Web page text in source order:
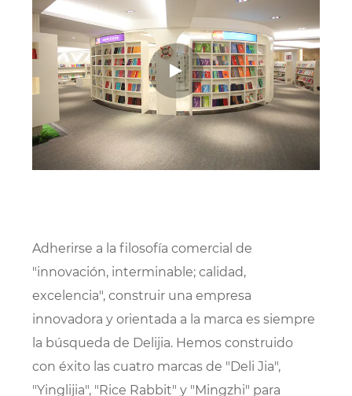
Adherirse a la filosofía comercial de
"innovación, interminable; calidad,
excelencia", construir una empresa
innovadora y orientada a la marca es siempre
la búsqueda de Delijia. Hemos construido
con éxito las cuatro marcas de "Deli Jia",
"Yinglijia", "Rice Rabbit" y "Mingzhi" para